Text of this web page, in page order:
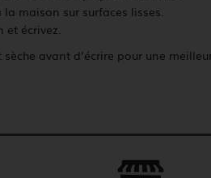
la maison sur surfaces lisses.
et écrivez.
avant d’écrire pour une